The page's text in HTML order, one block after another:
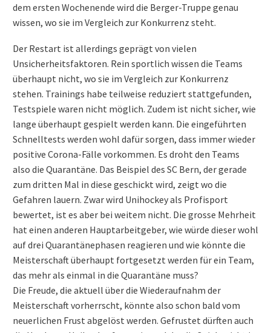
dem ersten Wochenende wird die Berger-Truppe genau
wissen, wo sie im Vergleich zur Konkurrenz steht.
Der Restart ist allerdings geprägt von vielen
Unsicherheitsfaktoren. Rein sportlich wissen die Teams
überhaupt nicht, wo sie im Vergleich zur Konkurrenz
stehen. Trainings habe teilweise reduziert stattgefunden,
Testspiele waren nicht möglich. Zudem ist nicht sicher, wie
lange überhaupt gespielt werden kann. Die eingeführten
Schnelltests werden wohl dafür sorgen, dass immer wieder
positive Corona-Fälle vorkommen. Es droht den Teams
also die Quarantäne. Das Beispiel des SC Bern, der gerade
zum dritten Mal in diese geschickt wird, zeigt wo die
Gefahren lauern. Zwar wird Unihockey als Profisport
bewertet, ist es aber bei weitem nicht. Die grosse Mehrheit
hat einen anderen Hauptarbeitgeber, wie würde dieser wohl
auf drei Quarantänephasen reagieren und wie könnte die
Meisterschaft überhaupt fortgesetzt werden für ein Team,
das mehr als einmal in die Quarantäne muss?
Die Freude, die aktuell über die Wiederaufnahm der
Meisterschaft vorherrscht, könnte also schon bald vom
neuerlichen Frust abgelöst werden. Gefrustet dürften auch